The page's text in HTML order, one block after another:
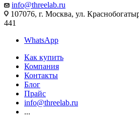
info@threelab.ru
107076, г. Москва, ул.
441
WhatsApp
Как купить
Компания
Контакты
Блог
Прайс
info@threelab.ru
...